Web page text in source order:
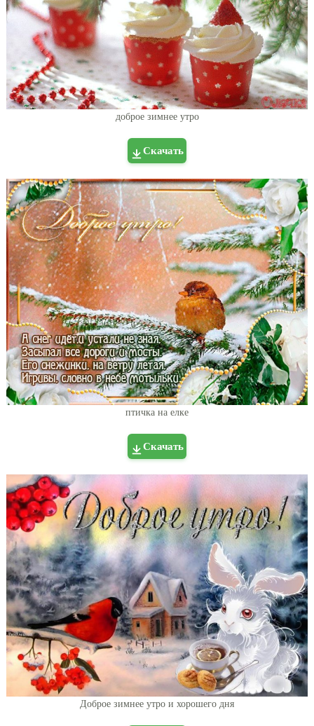
доброе зимнее утро
Скачать
птичка на елке
Скачать
Доброе зимнее утро и хорошего дня